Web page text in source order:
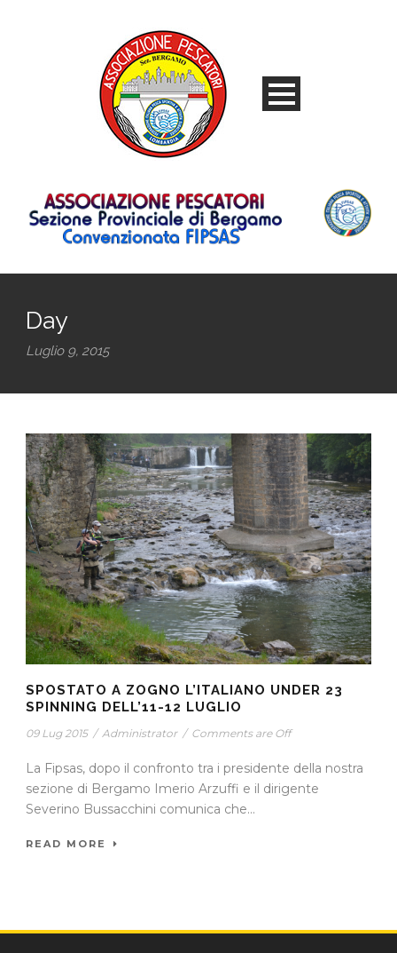
Day
Luglio 9, 2015
SPOSTATO A ZOGNO L’ITALIANO UNDER 23
SPINNING DELL’11-12 LUGLIO
09 Lug 2015 / Administrator / Comments are Off
La Fipsas, dopo il confronto tra i presidente della nostra
sezione di Bergamo Imerio Arzuffi e il dirigente
Severino Bussacchini comunica che...
READ MORE